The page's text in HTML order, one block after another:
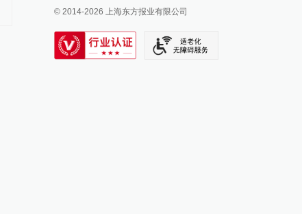
IP SHANGHAI
SIXTH TONE
© 2014-2026 上海东方报业有限公司